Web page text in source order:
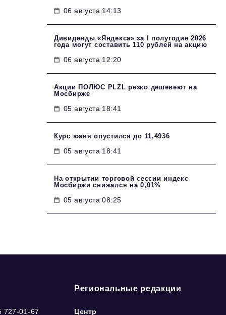
06 августа 14:13
Дивиденды «Яндекса» за I полугодие 2026
года могут составить 110 рублей на акцию
06 августа 12:20
Акции ПОЛЮС PLZL резко дешевеют на
Мосбирже
05 августа 18:41
Курс юаня опустился до 11,4936
05 августа 18:41
На открытии торговой сессии индекс
Мосбиржи снижался на 0,01%
05 августа 08:25
727-01-67
Региональные редакции
Центр